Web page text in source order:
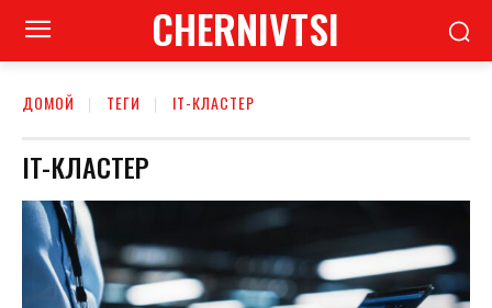
CHERNIVTSI
ДОМОЙ ТЕГИ IT-КЛАСТЕР
IT-КЛАСТЕР